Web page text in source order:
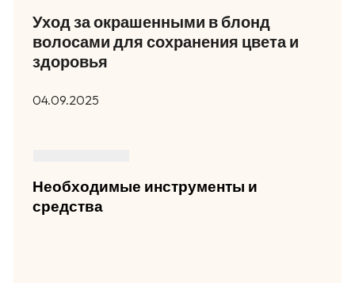
Уход за окрашенными в блонд
волосами для сохранения цвета и
здоровья
04.09.2025
Необходимые инструменты и
средства